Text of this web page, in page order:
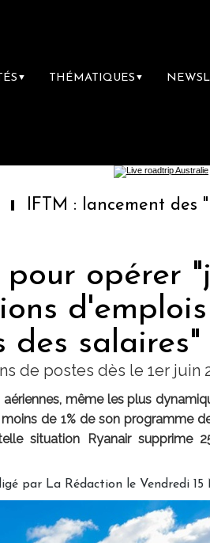
▼ THÉMATIQUES ▼
: lancement des
opérer
des salaires"
de postes dès le 1er juin
même les plus
de 1% de son programme
situation Ryanair supprime
par La Rédaction le Vendredi